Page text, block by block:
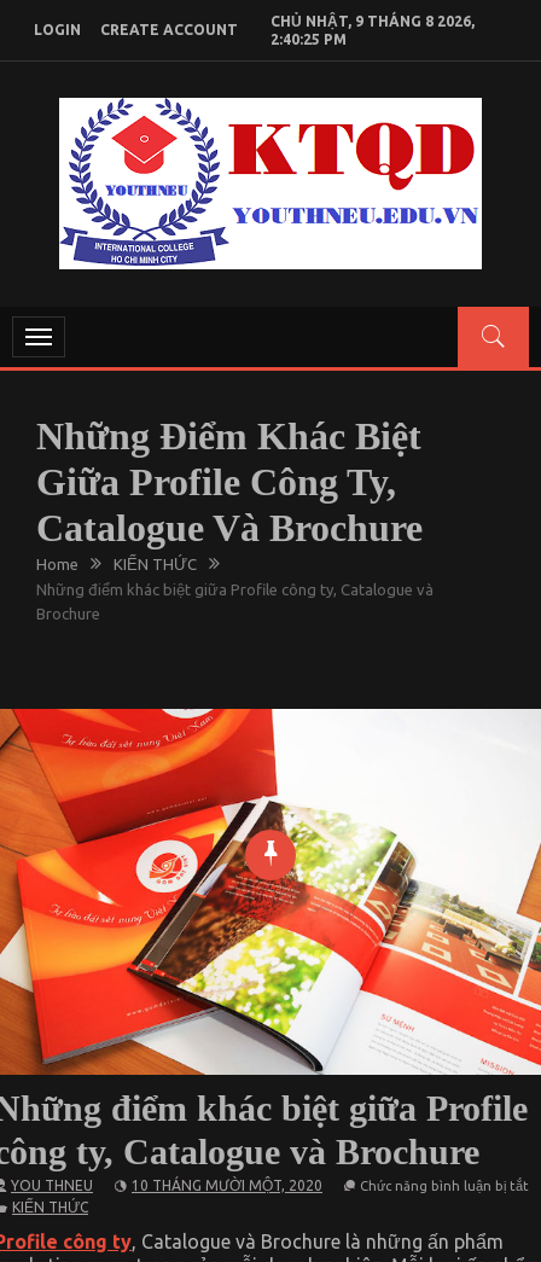
content
LOGIN CREATE ACCOUNT
CHỦ NHẬT, 9 THÁNG 8 2026,
2:40:25 PM
KIẾN THỨC KINH TẾ QUỐC DÂN
Toggle
navigation
Những Điểm Khác Biệt
Giữa Profile Công Ty,
Catalogue Và Brochure
Home
KIẾN THỨC
Những điểm khác biệt giữa Profile công ty, Catalogue và
Brochure
điểm khác biệt giữa Profile
ty, Catalogue và Brochure
YOU THNEU 10 THÁNG MƯỜI MỘT, 2020 Chức năng bình luận bị tắt
KIẾN THỨC
công ty, Catalogue và Brochure là những ấn phẩm